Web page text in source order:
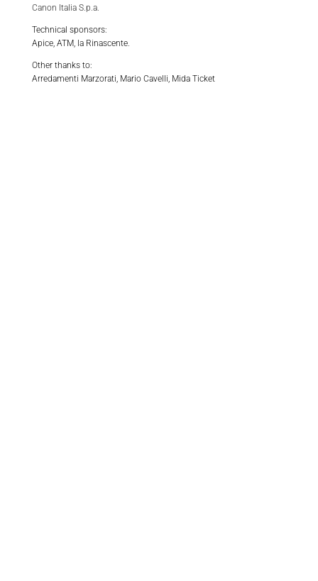
Canon Italia S.p.a.
Technical sponsors:
Apice, ATM, la Rinascente.
Other thanks to:
Arredamenti Marzorati, Mario Cavelli, Mida Ticket